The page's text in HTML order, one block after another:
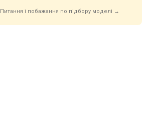
Питання і побажання по підбору моделі →